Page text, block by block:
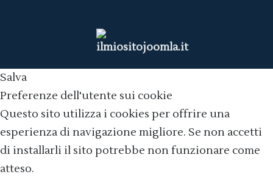
Salva
Preferenze dell'utente sui cookie
Questo sito utilizza i cookies per offrire una
esperienza di navigazione migliore. Se non accetti
di installarli il sito potrebbe non funzionare come
atteso.